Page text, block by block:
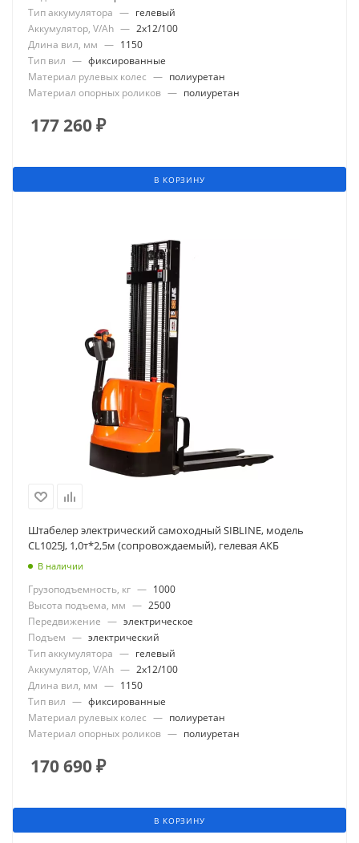
Тип аккумулятора — гелевый
Аккумулятор, V/Ah — 2x12/100
Длина вил, мм — 1150
Тип вил — фиксированные
Материал рулевых колес — полиуретан
Материал опорных роликов — полиуретан
177 260₽
В КОРЗИНУ
Штабелер электрический самоходный SIBLINE, модель
CL1025J, 1,0т*2,5м (сопровождаемый), гелевая АКБ
В наличии
Грузоподъемность, кг — 1000
Высота подъема, мм — 2500
Передвижение — электрическое
Подъем — электрический
Тип аккумулятора — гелевый
Аккумулятор, V/Ah — 2x12/100
Длина вил, мм — 1150
Тип вил — фиксированные
Материал рулевых колес — полиуретан
Материал опорных роликов — полиуретан
170 690₽
В КОРЗИНУ